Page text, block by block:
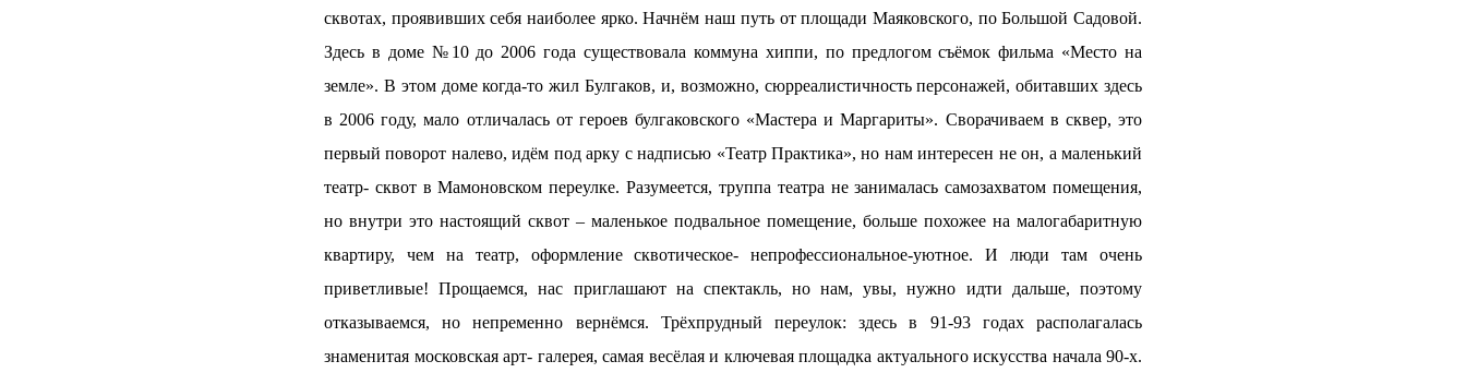
сквотах, проявивших себя наиболее ярко. Начнём наш путь от площади Маяковского, по Большой Садовой.
Здесь в доме №10 до 2006 года существовала коммуна хиппи, по предлогом съёмок фильма «Место на
земле». В этом доме когда-то жил Булгаков, и, возможно, сюрреалистичность персонажей, обитавших здесь
в 2006 году, мало отличалась от героев булгаковского «Мастера и Маргариты». Сворачиваем в сквер, это
первый поворот налево, идём под арку с надписью «Театр Практика», но нам интересен не он, а маленький
театр- сквот в Мамоновском переулке. Разумеется, труппа театра не занималась самозахватом помещения,
но внутри это настоящий сквот – маленькое подвальное помещение, больше похожее на малогабаритную
квартиру, чем на театр, оформление сквотическое- непрофессиональное-уютное. И люди там очень
приветливые! Прощаемся, нас приглашают на спектакль, но нам, увы, нужно идти дальше, поэтому
отказываемся, но непременно вернёмся. Трёхпрудный переулок: здесь в 91-93 годах располагалась
знаменитая московская арт- галерея, самая весёлая и ключевая площадка актуального искусства начала 90-х.